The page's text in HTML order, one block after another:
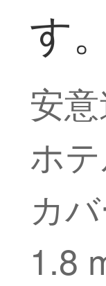
す。
安
ホ
カ
1.8